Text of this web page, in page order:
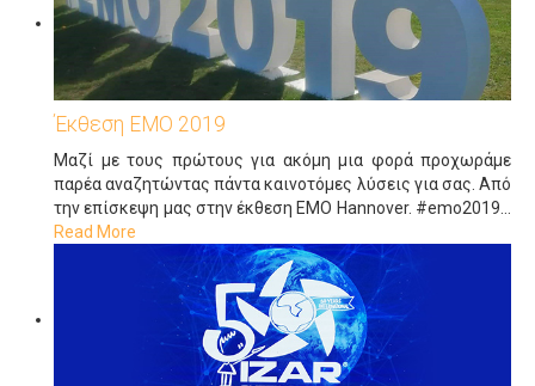
Έκθεση ΕΜΟ 2019
Μαζί με τους πρώτους για ακόμη μια φορά προχωράμε
παρέα αναζητώντας πάντα καινοτόμες λύσεις για σας. Από
την επίσκεψη μας στην έκθεση ΕΜΟ Ηannover. #emo2019…
Read More